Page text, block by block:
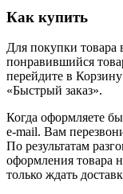
Как купить
Для покупки товара
понравившийся
перейдите в
«Быстрый заказ».
Когда оформляете
e-mail. Вам
По результатам
оформления товара
только ждать